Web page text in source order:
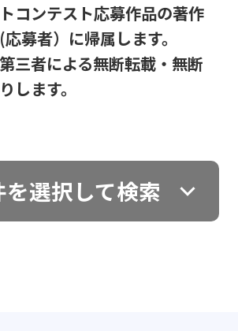
コンテスト応募作品の著作
募者）に帰属します。
三者による無断転載・無断
します。
を選択して検索